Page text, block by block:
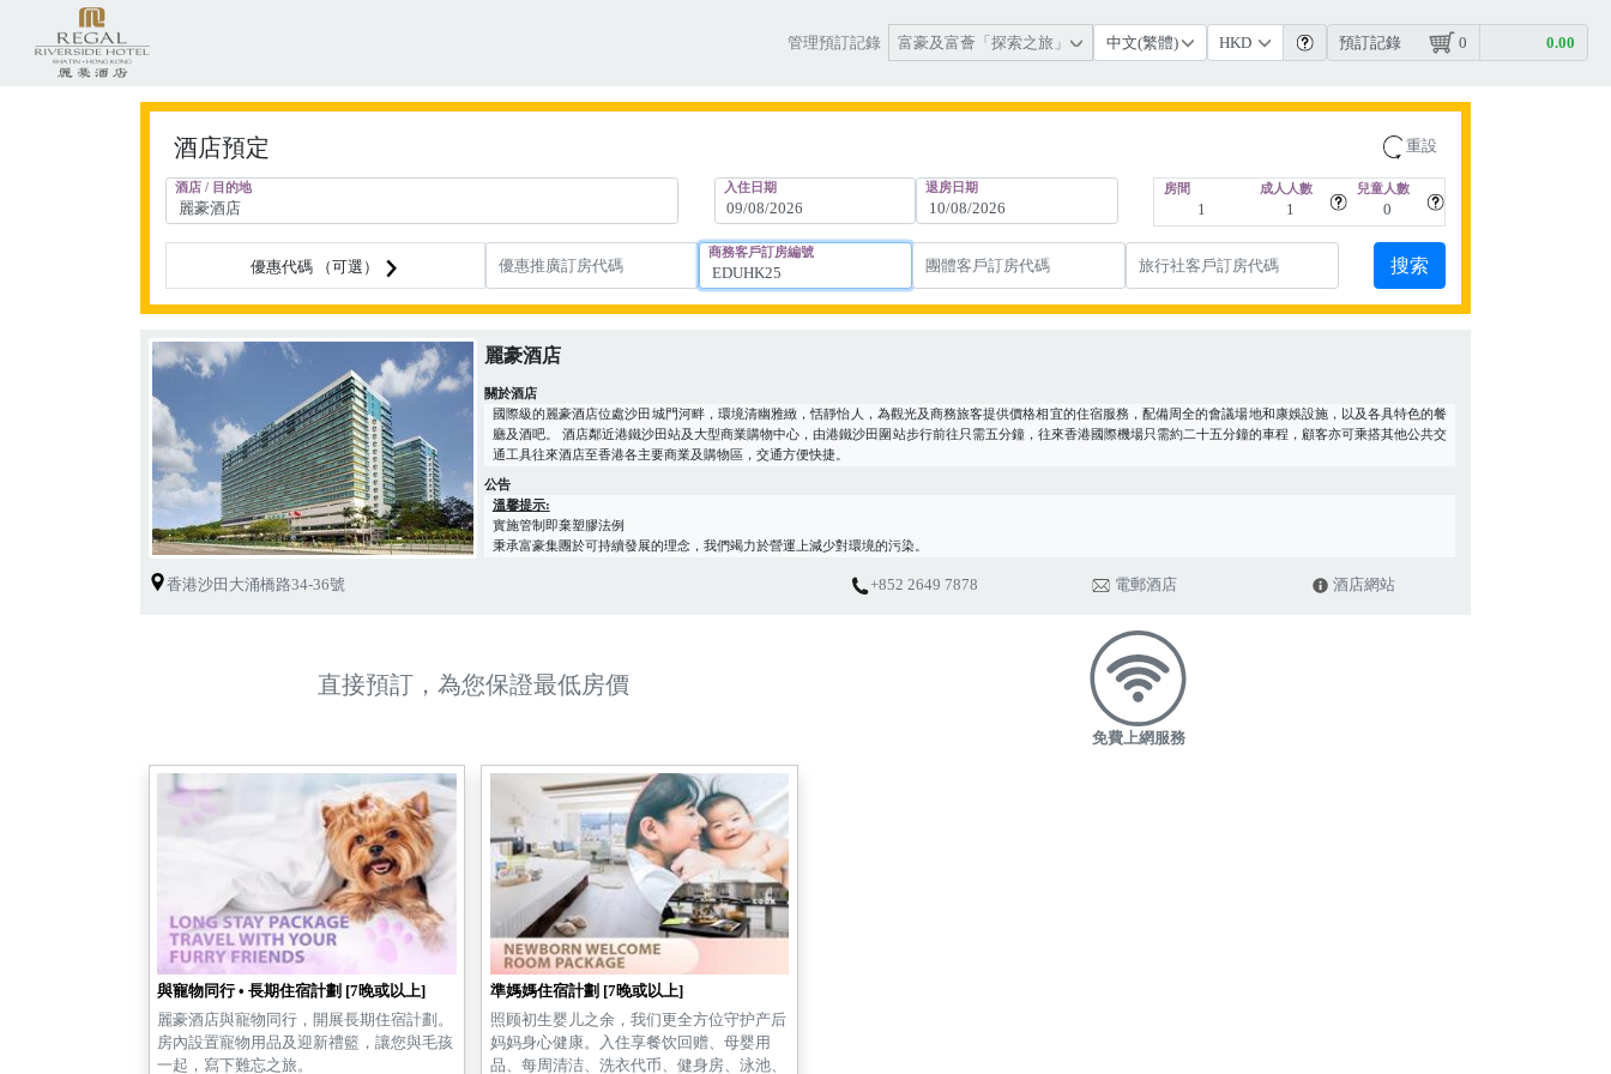
管理預訂記錄 富豪及富薈「探索之旅」 預訂記錄 0
酒店預定 重設
酒店 / 目的地 入住日期 退房日期 房間 成人人數 兒童人數
優惠代碼 （可選）
商務客戶訂房編號
麗豪酒店
關於酒店
國際級的麗豪酒店位處沙田城門河畔，環境清幽雅緻，恬靜怡人，為觀光及商務旅客提供價格相宜的住宿服務，配備周全的會議場地和康娛設施，以及各具特色的餐
廳及酒吧。 酒店鄰近港鐵沙田站及大型商業購物中心，由港鐵沙田圍站步行前往只需五分鐘，往來香港國際機場只需約二十五分鐘的車程，顧客亦可乘搭其他公共交
通工具往來酒店至香港各主要商業及購物區，交通方便快捷。
公告
溫馨提示:
實施管制即棄塑膠法例
秉承富豪集團於可持續發展的理念，我們竭力於營運上減少對環境的污染。
香港沙田大涌橋路34-36號 +852 2649 7878 電郵酒店 酒店網站
直接預訂，為您保證最低房價
免費上網服務
與寵物同行 • 長期住宿計劃 [7晚或以上]
麗豪酒店與寵物同行，開展長期住宿計劃。
房內設置寵物用品及迎新禮籃，讓您與毛孩
一起，寫下難忘之旅。
準媽媽住宿計劃 [7晚或以上]
照顾初生婴儿之余，我们更全方位守护产后
妈妈身心健康。入住享餐饮回赠、母婴用
品、每周清洁、洗衣代币、健身房、泳池、